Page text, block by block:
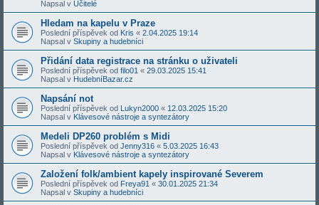
Napsal v Učitelé
Hledam na kapelu v Praze
Poslední příspěvek od Kris « 2.04.2025 19:14
Napsal v Skupiny a hudebníci
Přidání data registrace na stránku o uživateli
Poslední příspěvek od filo01 « 29.03.2025 15:41
Napsal v HudebníBazar.cz
Napsání not
Poslední příspěvek od Lukyn2000 « 12.03.2025 15:20
Napsal v Klávesové nástroje a syntezátory
Medeli DP260 problém s Midi
Poslední příspěvek od Jenny316 « 5.03.2025 16:43
Napsal v Klávesové nástroje a syntezátory
Založení folk/ambient kapely inspirované Severem
Poslední příspěvek od Freya91 « 30.01.2025 21:34
Napsal v Skupiny a hudebníci